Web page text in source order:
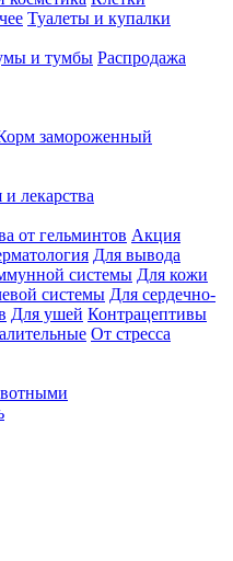
Туалеты и купалки
и тумбы Распродажа
замороженный
лекарства
от гельминтов Акция
Для вывода
системы Для кожи
системы Для сердечно-
Для ушей Контрацептивы
От стресса